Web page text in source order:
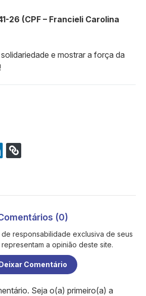
26 (CPF – Francieli Carolina
e mostrar a força da
(0)
responsabilidade exclusiva de seus
a opinião deste site.
Comentário
Seja o(a) primeiro(a) a